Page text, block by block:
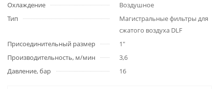
Охлаждение
Воздушное
Тип
Магистральные фильтры для
сжатого воздуха DLF
Присоединительный размер
1"
Производительность, м/мин
3,6
Давление, бар
16